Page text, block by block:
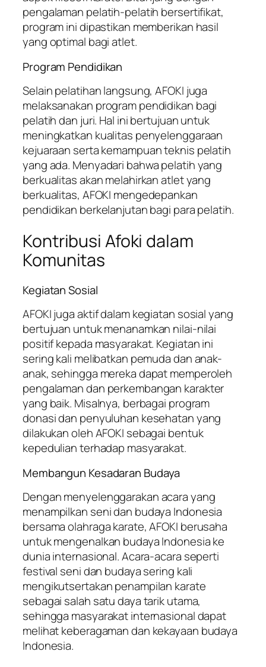
pengalaman pelatih-pelatih bersertifikat,
program ini dipastikan memberikan hasil
yang optimal bagi atlet.
Program Pendidikan
Selain pelatihan langsung, AFOKI juga
melaksanakan program pendidikan bagi
pelatih dan juri. Hal ini bertujuan untuk
meningkatkan kualitas penyelenggaraan
kejuaraan serta kemampuan teknis pelatih
yang ada. Menyadari bahwa pelatih yang
berkualitas akan melahirkan atlet yang
berkualitas, AFOKI mengedepankan
pendidikan berkelanjutan bagi para pelatih.
Kontribusi Afoki dalam
Komunitas
Kegiatan Sosial
AFOKI juga aktif dalam kegiatan sosial yang
bertujuan untuk menanamkan nilai-nilai
positif kepada masyarakat. Kegiatan ini
sering kali melibatkan pemuda dan anak-
anak, sehingga mereka dapat memperoleh
pengalaman dan perkembangan karakter
yang baik. Misalnya, berbagai program
donasi dan penyuluhan kesehatan yang
dilakukan oleh AFOKI sebagai bentuk
kepedulian terhadap masyarakat.
Membangun Kesadaran Budaya
Dengan menyelenggarakan acara yang
menampilkan seni dan budaya Indonesia
bersama olahraga karate, AFOKI berusaha
untuk mengenalkan budaya Indonesia ke
dunia internasional. Acara-acara seperti
festival seni dan budaya sering kali
mengikutsertakan penampilan karate
sebagai salah satu daya tarik utama,
sehingga masyarakat internasional dapat
melihat keberagaman dan kekayaan budaya
Indonesia.